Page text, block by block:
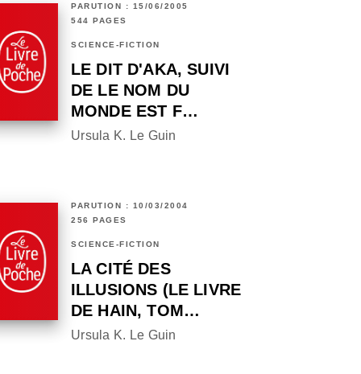
PARUTION : 15/06/2005
544 PAGES
SCIENCE-FICTION
LE DIT D'AKA, SUIVI
DE LE NOM DU
MONDE EST F…
Ursula K. Le Guin
PARUTION : 10/03/2004
256 PAGES
SCIENCE-FICTION
LA CITÉ DES
ILLUSIONS (LE LIVRE
DE HAIN, TOM…
Ursula K. Le Guin